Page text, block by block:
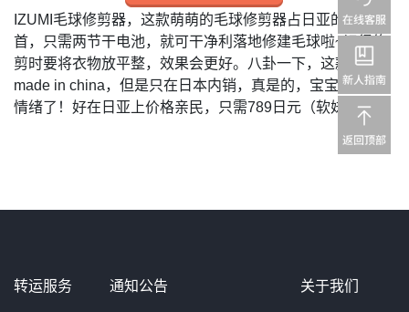
IZUMI毛球修剪器，这款萌萌的毛球修剪器占日亚的畅销榜
首，只需两节干电池，就可干净利落地修建毛球啦~记得修
剪时要将衣物放平整，效果会更好。八卦一下，这款产品
made in china，但是只在日本内销，真是的，宝宝要有小
情绪了！好在日亚上价格亲民，只需789日元（软妹币44）
转运服务 通知公告 关于我们